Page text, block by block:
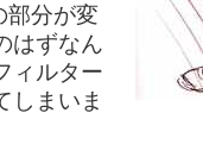
部分が変
ずなん
ィルター
しまいま